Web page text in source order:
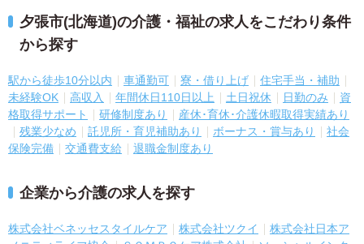
夕張市(北海道)の介護・福祉の求人をこだわり条件
から探す
駅から徒歩10分以内 車通勤可 寮・借り上げ
住宅手当・補助
未経験OK
高収入 年間休日110日以上 土日祝休 日勤のみ
資
格取得サポート
研修制度あり
産休･育休･介護休暇取得実績あり
残業少なめ
託児所・育児補助あり ボーナス・賞与あり
社会
保険完備
交通費支給 退職金制度あり
企業から介護の求人を探す
株式会社ベネッセスタイルケア 株式会社ツクイ
株式会社日本ア